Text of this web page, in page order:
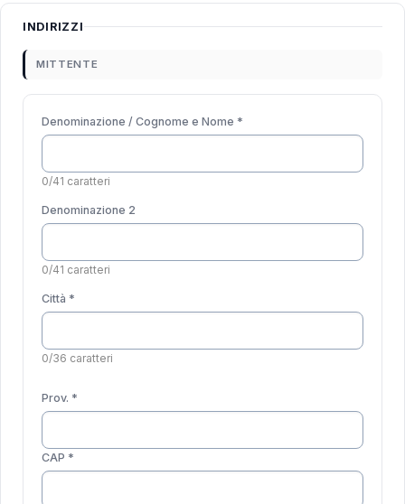
INDIRIZZI
MITTENTE
Denominazione / Cognome e Nome *
0/41 caratteri
Denominazione 2
0/41 caratteri
Città *
0/36 caratteri
Prov. *
CAP *